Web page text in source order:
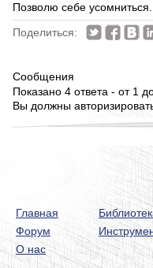
Позволю себе
Поделиться:
Сообщения
Показано 4 ответа - от 1
Вы должны
Главная
Форум
О нас